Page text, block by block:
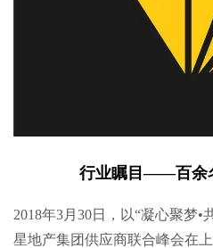
行业瞩目——百余
2018年3月30日，以“凝心聚梦•
星地产集团供应商联合峰会在